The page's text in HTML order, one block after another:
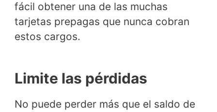
fácil obtener una de las muchas
tarjetas prepagas que nunca cobran
estos cargos.
Limite las pérdidas
No puede perder más que el saldo de